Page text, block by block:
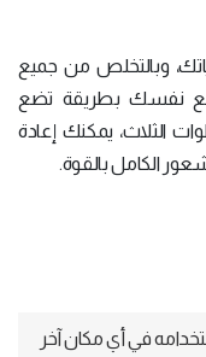
وبالتخلص من جميع
مع نفسك بطريقة تضع
الثلاث، يمكنك إعادة
الكامل بالقوة.
في أي مكان آخر